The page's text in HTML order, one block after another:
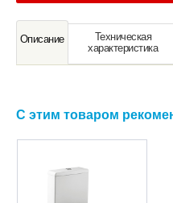
Oписание
Техническая
характeристика
С этим товаром